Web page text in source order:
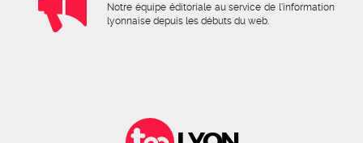
Notre équipe éditoriale au service de l'information
lyonnaise depuis les débuts du web.